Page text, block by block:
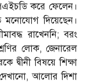
করে ফেলেন।
মনোযোগ দিয়েছেন।
রাখেননি;বরং
লোক, জেনারেল
দ্বীনী বিষয়ে শিক্ষা
,আলোর দিশা